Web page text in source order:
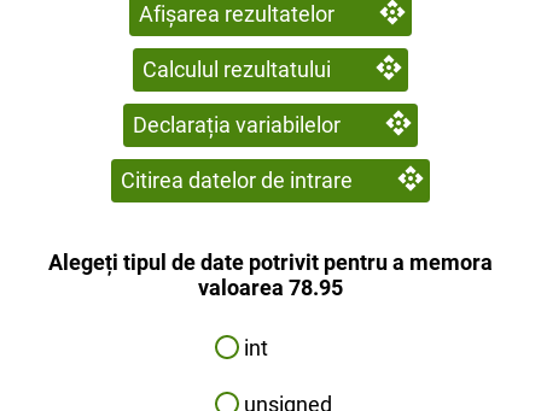
Afișarea rezultatelor
Calculul rezultatului
Declarația variabilelor
Citirea datelor de intrare
Alegeți tipul de date potrivit pentru a memora
valoarea 78.95
int
unsigned